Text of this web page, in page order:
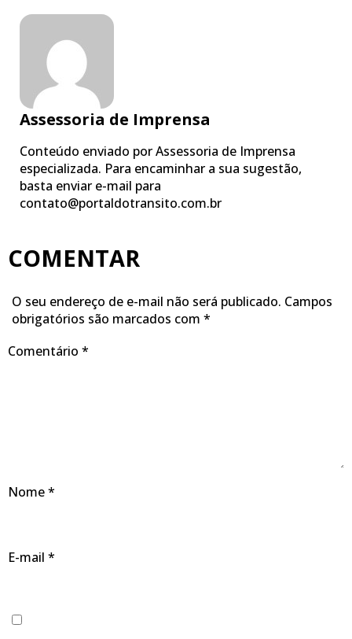
Assessoria de Imprensa
Conteúdo enviado por Assessoria de Imprensa
especializada. Para encaminhar a sua sugestão,
basta enviar e-mail para
contato@portaldotransito.com.br
COMENTAR
O seu endereço de e-mail não será publicado. Campos
obrigatórios são marcados com *
Comentário *
Nome*
E-mail *